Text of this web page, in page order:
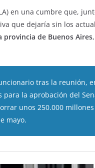
en una cumbre que,
que dejaría sin los
provincia de Buenos Aires
tras la reunión,
para la aprobación del
unos 250.000
mayo.